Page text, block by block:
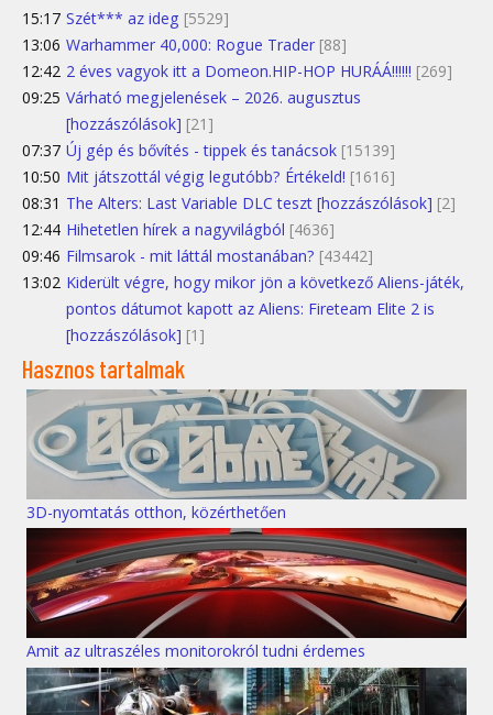
15:17 Szét*** az ideg [5529]
13:06 Warhammer 40,000: Rogue Trader [88]
12:42 2 éves vagyok itt a Domeon.HIP-HOP HURÁÁ!!!!!! [269]
09:25 Várható megjelenések – 2026. augusztus
[hozzászólások] [21]
07:37 Új gép és bővítés - tippek és tanácsok [15139]
10:50 Mit játszottál végig legutóbb? Értékeld! [1616]
08:31 The Alters: Last Variable DLC teszt [hozzászólások] [2]
12:44 Hihetetlen hírek a nagyvilágból [4636]
09:46 Filmsarok - mit láttál mostanában? [43442]
13:02 Kiderült végre, hogy mikor jön a következő Aliens-játék,
pontos dátumot kapott az Aliens: Fireteam Elite 2 is
[hozzászólások] [1]
Hasznos tartalmak
3D-nyomtatás otthon, közérthetően
Amit az ultraszéles monitorokról tudni érdemes